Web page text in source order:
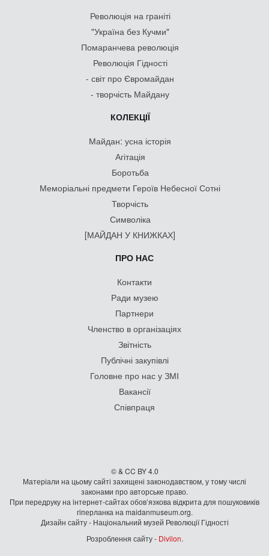
Революція на граніті
"Україна без Кучми"
Помаранчева революція
Революція Гідності
- світ про Євромайдан
- творчість Майдану
КОЛЕКЦІЇ
Майдан: усна історія
Агітація
Боротьба
Меморіальні предмети Героїв Небесної Сотні
Творчість
Символіка
[МАЙДАН У КНИЖКАХ]
ПРО НАС
Контакти
Ради музею
Партнери
Членство в організаціях
Звітність
Публічні закупівлі
Головне про нас у ЗМІ
Вакансії
Співпраця
© & CC BY 4.0
Матеріали на цьому сайті захищені законодавством, у тому числі
законами про авторське право.
При передруку на iнтернет-сайтах обов’язкова відкрита для пошуковиків
гiперланка на maidanmuseum.org.
Дизайн сайту - Національний музей Революції Гідності
Розроблення сайту - Divilon.